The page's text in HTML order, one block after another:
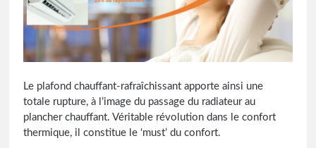
Le plafond chauffant-rafraîchissant apporte ainsi une
totale rupture, à l’image du passage du radiateur au
plancher chauffant. Véritable révolution dans le confort
thermique, il constitue le ‘must’ du confort.